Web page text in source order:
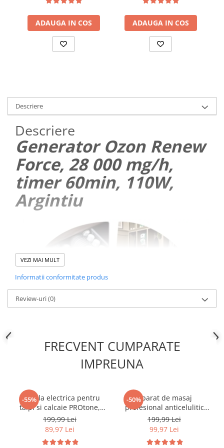
sous vide, lavabile in
masina de spalat, fara
BPA, transparent
ADAUGA IN COS
30 cm bara de lipire,
Cutter Incorporat, Functie
de Sigilare si Vidare
Automata, G
ADAUGA IN COS
Descriere
Descriere
Generator Ozon Renew
Force, 28 000 mg/h,
timer 60min, 110W,
Argintiu
OZONATOR 28.000 mg/h – CURATA PERFECT, OMOARA
BACTERIILE SI VIRUSURILE, IMPROSPATEAZA
VEZI MAI MULT
Informatii conformitate produs
Review-uri(0)
FRECVENT CUMPARATE
IMPREUNA
-55%
Set Pila electrica pentru
talpi si calcaie PROtone,
Display digital, Acumulator
1200 mAh, 2 viteze, 2000
rot/min, 3 Capete incluse,
LED lanterna, Accesorii
199,99 Lei
89,97 Lei
-50%Aparat de masaj
profesional anticelulitic
NewEvo, Cu 8 Capete de
masaj, pentru Tonifiere,
Relaxare si Slabit, Incalzire
cu Infrarosu, Putere 28W,
199,99 Lei
99,97 Lei